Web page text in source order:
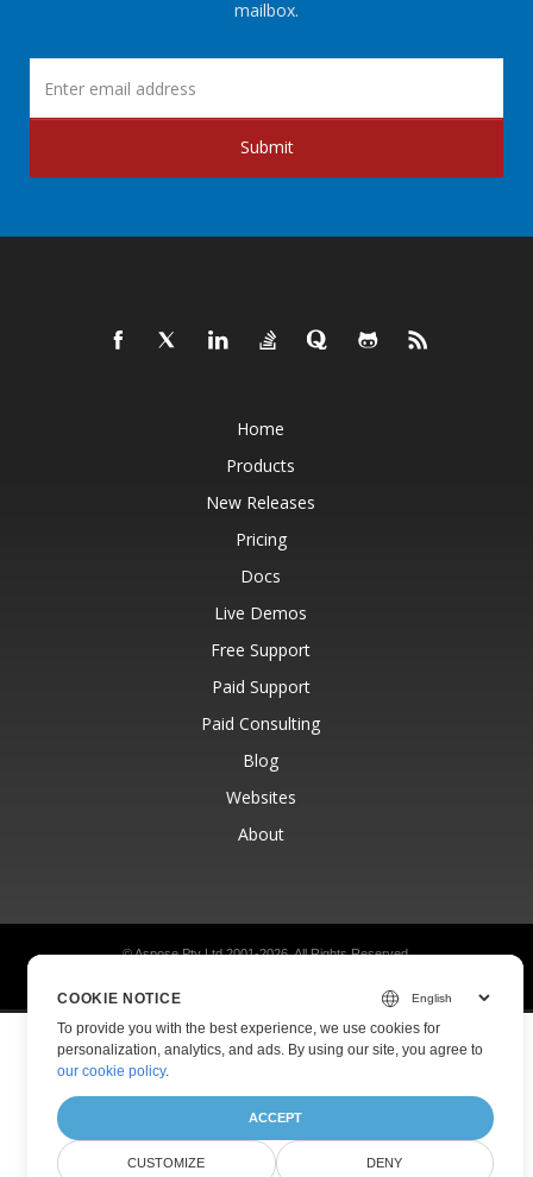
mailbox.
Submit
Home
Products
New Releases
Pricing
Docs
Live Demos
Free Support
Paid Support
Paid Consulting
Blog
Websites
About
© Aspose Pty Ltd 2001-2026.All Rights Reserved.
COOKIE NOTICE
To provide you with the best experience, we use cookies for
personalization, analytics, and ads. By using our site, you agree to
our cookie policy.
ACCEPT
CUSTOMIZE DENY